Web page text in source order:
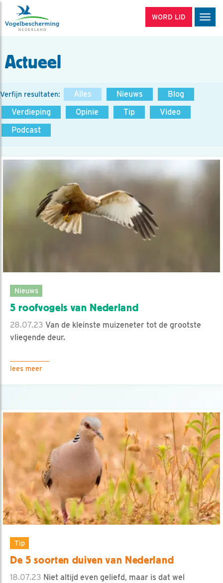
WORD LID
Actueel
Verfijn resultaten: Alles Nieuws
Blog
Verdieping
Opinie Tip
Video
Podcast
Nieuws
5 roofvogels van Nederland
28.07.23 Van de kleinste muizeneter tot de grootste
vliegende deur.
lees meer
Tip
De 5 soorten duiven van Nederland
18.07.23 Niet altijd even geliefd, maar is dat wel